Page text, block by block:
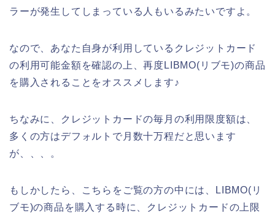
ラーが発生してしまっている人もいるみたいですよ。
なので、あなた自身が利用しているクレジットカード
の利用可能金額を確認の上、再度LIBMO(リブモ)の商品
を購入されることをオススメします♪
ちなみに、クレジットカードの毎月の利用限度額は、
多くの方はデフォルトで月数十万程だと思います
が、、、。
もしかしたら、こちらをご覧の方の中には、LIBMO(リ
ブモ)の商品を購入する時に、クレジットカードの上限